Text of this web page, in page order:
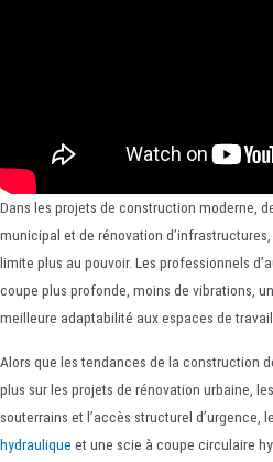
Dans les projets de construction moderne,
municipal et de rénovation d’infrastructures,
limite plus au pouvoir. Les professionnels
coupe plus profonde, moins de vibrations,
meilleure adaptabilité aux espaces de
Alors que les tendances de la construction
plus sur les projets de rénovation urbaine,
souterrains et l’accès structurel d’urgence,
hydraulique et une scie à coupe circulaire